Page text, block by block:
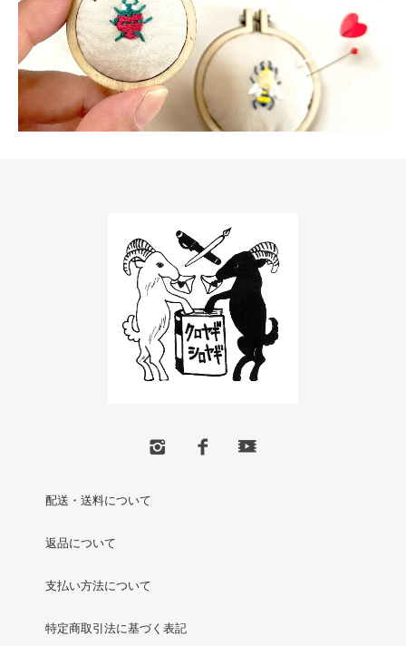
配送・送料について
返品について
支払い方法について
特定商取引法に基づく表記